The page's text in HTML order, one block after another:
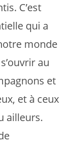
C’est
qui a
monde
au
et
et à ceux
ailleurs.